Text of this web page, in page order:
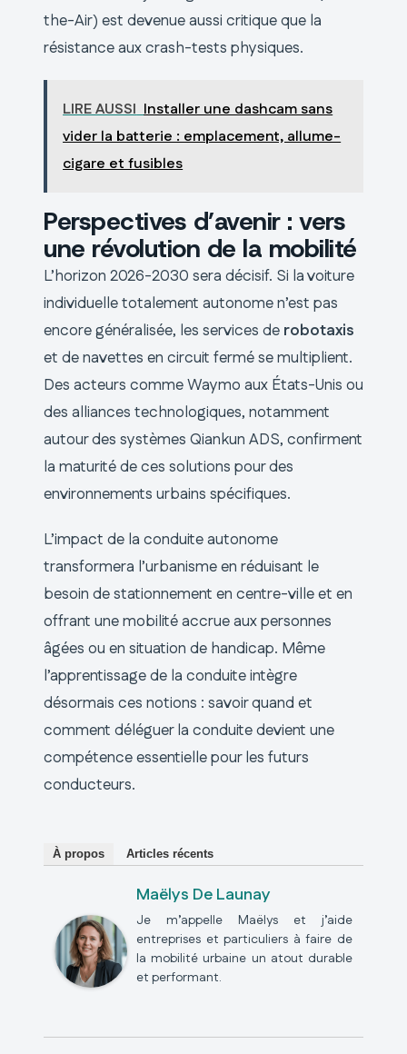
the-Air) est devenue aussi critique que la
résistance aux crash-tests physiques.
LIRE AUSSI Installer une dashcam sans
vider la batterie : emplacement, allume-
cigare et fusibles
Perspectives d’avenir : vers
une révolution de la mobilité
L’horizon 2026-2030 sera décisif. Si la voiture
individuelle totalement autonome n’est pas
encore généralisée, les services de robotaxis
et de navettes en circuit fermé se multiplient.
Des acteurs comme Waymo aux États-Unis ou
des alliances technologiques, notamment
autour des systèmes Qiankun ADS, confirment
la maturité de ces solutions pour des
environnements urbains spécifiques.
L’impact de la conduite autonome
transformera l’urbanisme en réduisant le
besoin de stationnement en centre-ville et en
offrant une mobilité accrue aux personnes
âgées ou en situation de handicap. Même
l’apprentissage de la conduite intègre
désormais ces notions : savoir quand et
comment déléguer la conduite devient une
compétence essentielle pour les futurs
conducteurs.
À propos Articles récents
Maëlys De Launay
Je m’appelle Maëlys et j’aide
entreprises et particuliers à faire de
la mobilité urbaine un atout durable
et performant.